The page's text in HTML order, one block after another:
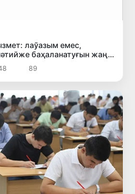
лаўазым емес,
баҳаланатуғын жаңа
89